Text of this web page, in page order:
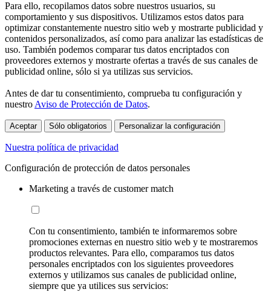
Para ello, recopilamos datos sobre nuestros usuarios, su
comportamiento y sus dispositivos. Utilizamos estos datos para
optimizar constantemente nuestro sitio web y mostrarte publicidad y
contenidos personalizados, así como para analizar las estadísticas de
uso. También podemos comparar tus datos encriptados con
proveedores externos y mostrarte ofertas a través de sus canales de
publicidad online, sólo si ya utilizas sus servicios.
Antes de dar tu consentimiento, comprueba tu configuración y
nuestro Aviso de Protección de Datos.
Aceptar Sólo obligatorios Personalizar la configuración
Nuestra política de privacidad
Configuración de protección de datos personales
Marketing a través de customer match
Con tu consentimiento, también te informaremos sobre
promociones externas en nuestro sitio web y te mostraremos
productos relevantes. Para ello, comparamos tus datos
personales encriptados con los siguientes proveedores
externos y utilizamos sus canales de publicidad online,
siempre que ya utilices sus servicios: